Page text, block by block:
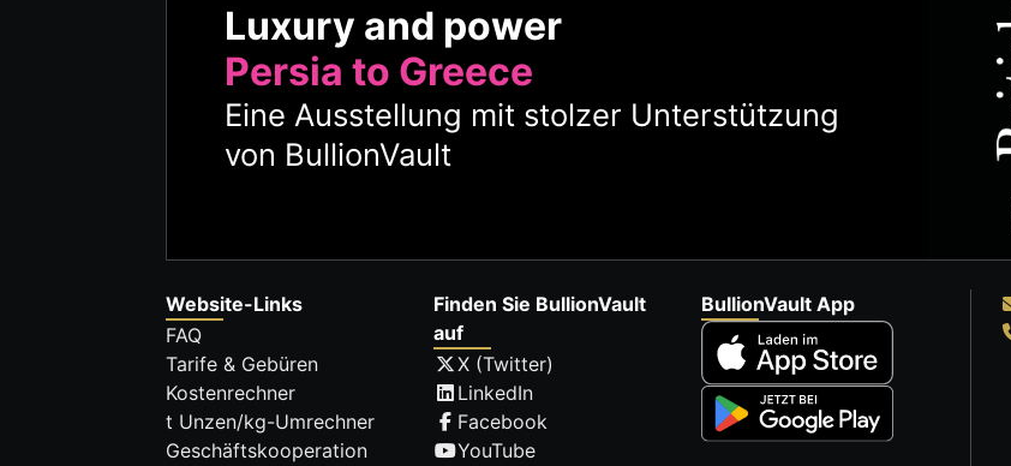
Luxury and power
Persia to Greece
Eine Ausstellung mit stolzer Unterstützung
von BullionVault
Website-Links
FAQ
Tarife & Gebüren
Kostenrechner
t Unzen/kg-Umrechner
Geschäftskooperation
Finden Sie BullionVault
auf
X (Twitter)
LinkedIn
Facebook
YouTube
BullionVault App